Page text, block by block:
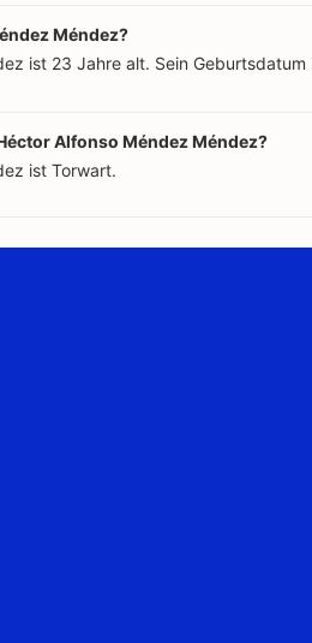
Méndez?
ist 23 Jahre alt. Sein Geburtsdatum
Alfonso Méndez Méndez?
ist Torwart.